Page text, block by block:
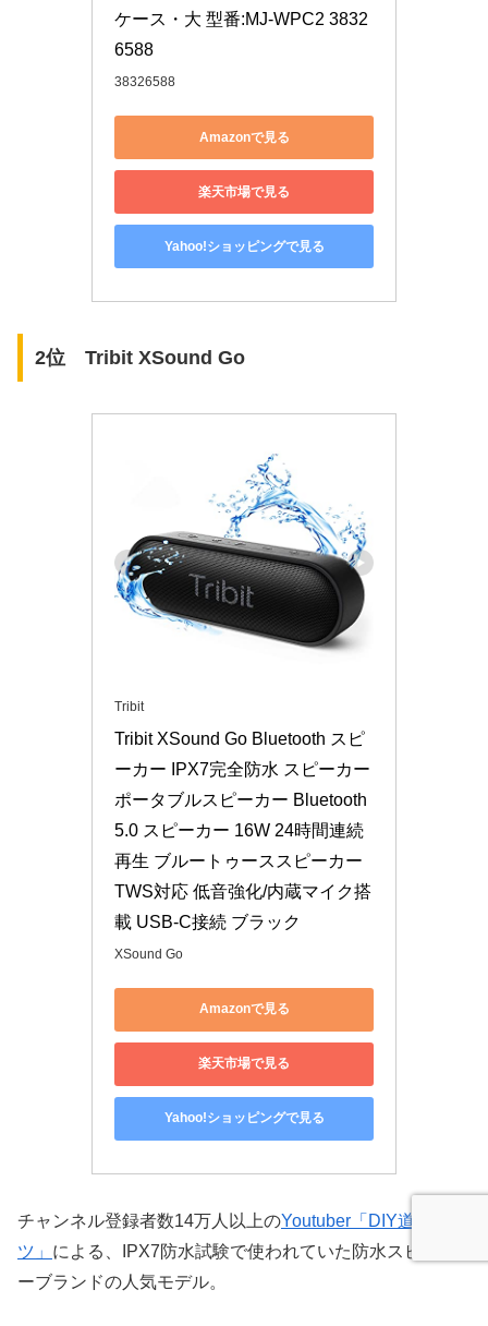
ケース・大 型番:MJ-WPC2 3832
6588
38326588
Amazonで見る
楽天市場で見る
Yahoo!ショッピングで見る
2位 Tribit XSound Go
Tribit
Tribit XSound Go Bluetooth スピ
ーカー IPX7完全防水 スピーカー
ポータブルスピーカー Bluetooth
5.0 スピーカー 16W 24時間連続
再生 ブルートゥーススピーカー
TWS対応 低音強化/内蔵マイク搭
載 USB-C接続 ブラック
XSound Go
Amazonで見る
楽天市場で見る
Yahoo!ショッピングで見る
チャンネル登録者数14万人以上のYoutuber「DIY道楽 テ
ツ」 による、IPX7防水試験で使われていた防水スピーカ
ーブランドの人気モデル。